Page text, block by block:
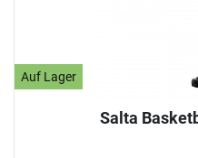
Auf Lager
Salta